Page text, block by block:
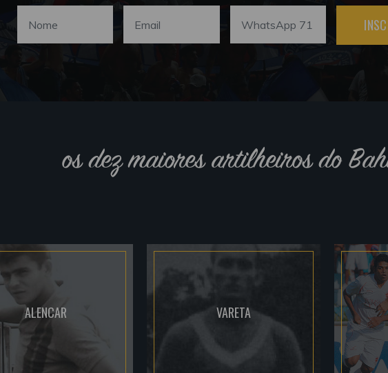
os dez maiores artilheiros do
ALENCAR VARETA